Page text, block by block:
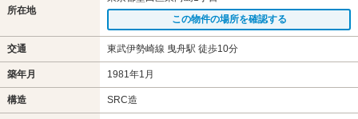
所在地
この物件の場所を確認する
交通 東武伊勢崎線 曳舟駅 徒歩10分
築年月 1981年1月
構造 SRC造